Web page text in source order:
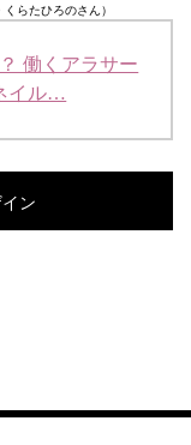
らたひろのさん）
働くアラサー
イル…
ン